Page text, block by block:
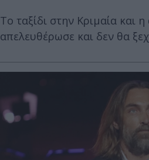
Το ταξίδι στην Κριμαία και
απελευθέρωσε και δεν θα